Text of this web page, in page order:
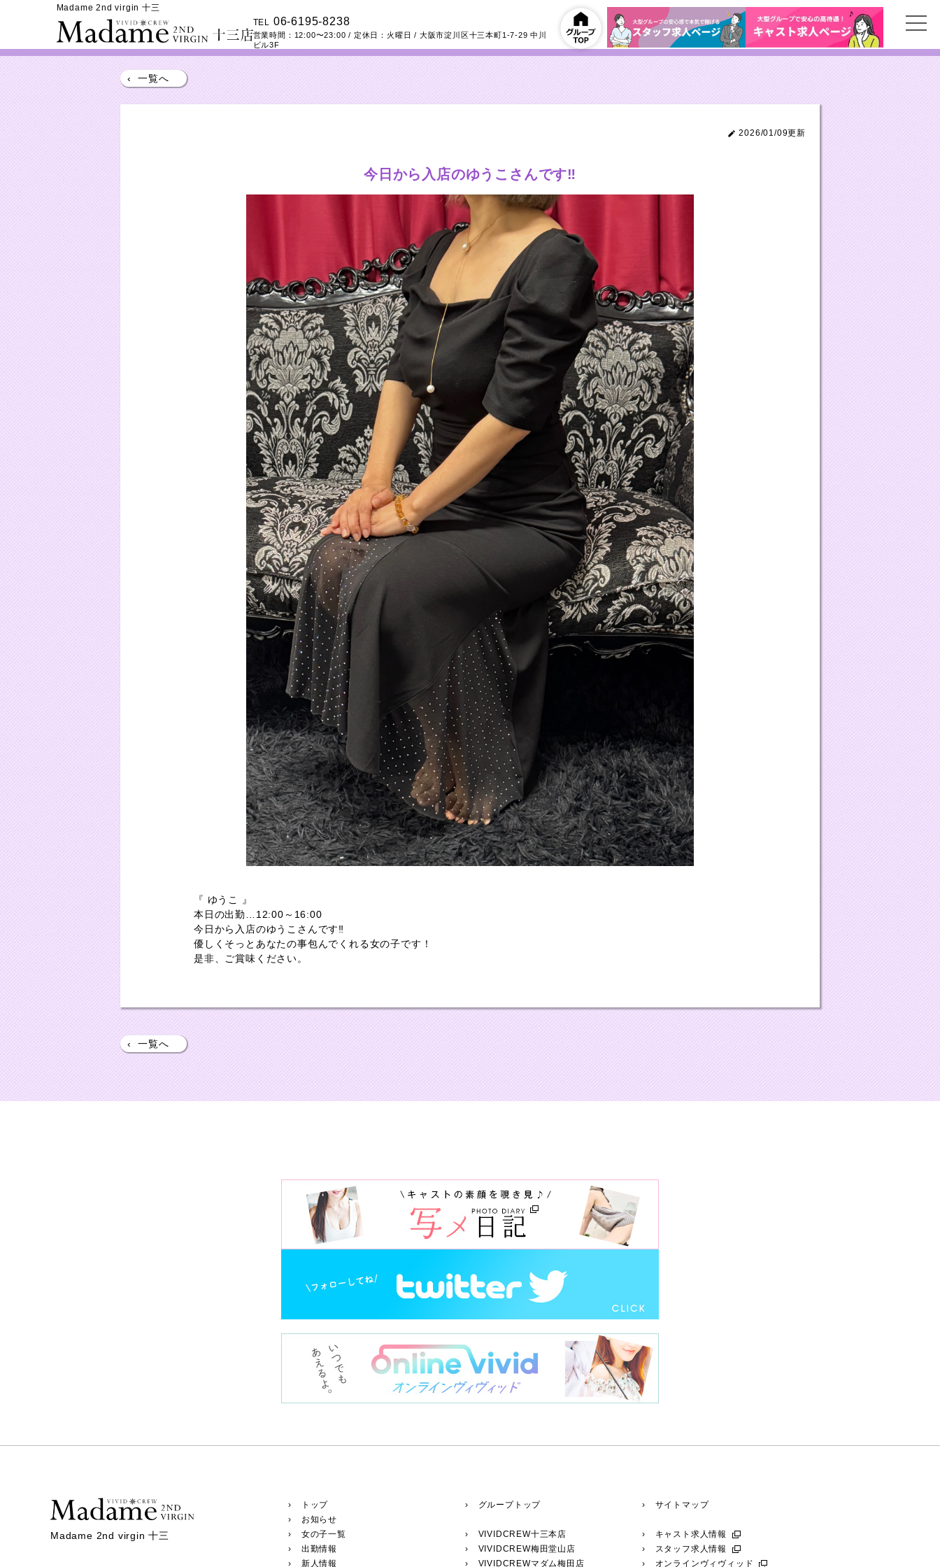
Madame 2nd virgin 十三
TEL 06-6195-8238
営業時間： 12:00〜23:00 / 定休日：火曜日 / 大阪市淀川区十三本町1-7-29 中川
ビル3F
‹ 一覧へ
2026/01/09更新
今日から入店のゆうこさんです‼
『 ゆうこ 』
本日の出勤…12:00～16:00
今日から入店のゆうこさんです‼
優しくそっとあなたの事包んでくれる女の子です！
是非、ご賞味ください。
‹ 一覧へ
Madame 2nd virgin 十三
› トップ
› お知らせ
› 女の子一覧
› 出勤情報
› 新人情報
› グループトップ
› VIVIDCREW十三本店
› VIVIDCREW梅田堂山店
› VIVIDCREWマダム梅田店
› サイトマップ
› キャスト求人情報
› スタッフ求人情報
› オンラインヴィヴィッド